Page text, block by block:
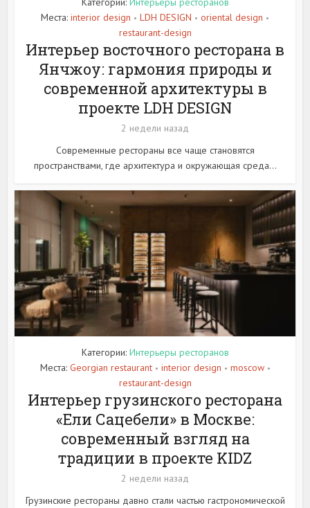
Места: interior design • LDH DESIGN • oriental design •
restaurant-design
Интерьер восточного ресторана в
Янчжоу: гармония природы и
современной архитектуры в
проекте LDH DESIGN
2 недели назад
Современные рестораны все чаще становятся
пространствами, где архитектура и окружающая среда...
Категории: Интерьеры ресторанов
Места: Georgian restaurant • interior design • moscow •
restaurant-design
Интерьер грузинского ресторана
«Ели Сацебели» в Москве:
современный взгляд на
традиции в проекте KIDZ
2 недели назад
Грузинские рестораны давно стали частью гастрономической